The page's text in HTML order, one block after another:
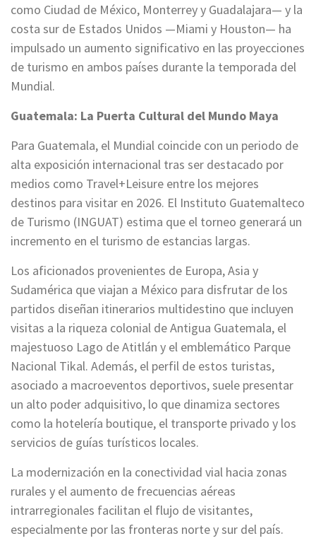
como Ciudad de México, Monterrey y Guadalajara— y la
costa sur de Estados Unidos —Miami y Houston— ha
impulsado un aumento significativo en las proyecciones
de turismo en ambos países durante la temporada del
Mundial.
Guatemala: La Puerta Cultural del Mundo Maya
Para Guatemala, el Mundial coincide con un periodo de
alta exposición internacional tras ser destacado por
medios como Travel+Leisure entre los mejores
destinos para visitar en 2026. El Instituto Guatemalteco
de Turismo (INGUAT) estima que el torneo generará un
incremento en el turismo de estancias largas.
Los aficionados provenientes de Europa, Asia y
Sudamérica que viajan a México para disfrutar de los
partidos diseñan itinerarios multidestino que incluyen
visitas a la riqueza colonial de Antigua Guatemala, el
majestuoso Lago de Atitlán y el emblemático Parque
Nacional Tikal. Además, el perfil de estos turistas,
asociado a macroeventos deportivos, suele presentar
un alto poder adquisitivo, lo que dinamiza sectores
como la hotelería boutique, el transporte privado y los
servicios de guías turísticos locales.
La modernización en la conectividad vial hacia zonas
rurales y el aumento de frecuencias aéreas
intrarregionales facilitan el flujo de visitantes,
especialmente por las fronteras norte y sur del país.